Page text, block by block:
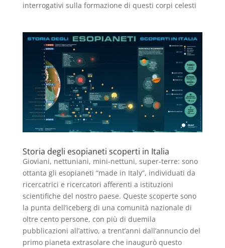
interrogativi sulla formazione di questi corpi celesti
Storia degli esopianeti scoperti in Italia
Gioviani, nettuniani, mini-nettuni, super-terre: sono
ottanta gli esopianeti “made in Italy”, individuati da
ricercatrici e ricercatori afferenti a istituzioni
scientifiche del nostro paese. Queste scoperte sono
la punta dell’iceberg di una comunità nazionale di
oltre cento persone, con più di duemila
pubblicazioni all’attivo, a trent’anni dall’annuncio del
primo pianeta extrasolare che inaugurò questo